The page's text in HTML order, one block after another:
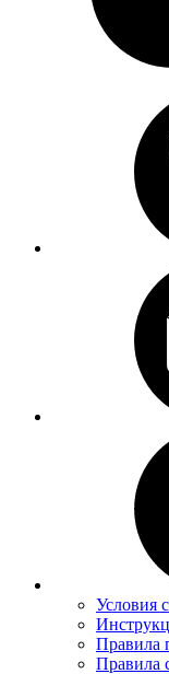
Условия
Правила
Правила